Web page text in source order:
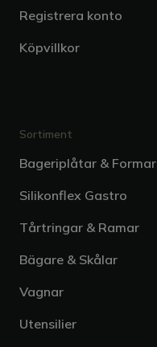
Registrera konto
Köpvillkor
Sortiment
Bageriplåtar & Formar
Silikonflex Gastro
Tårtringar & Ramar
Bägare & Skålar
Vagnar
Utensilier